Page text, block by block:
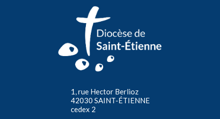
1, rue Hector Berlioz
42030 SAINT-ÉTIENNE
cedex 2